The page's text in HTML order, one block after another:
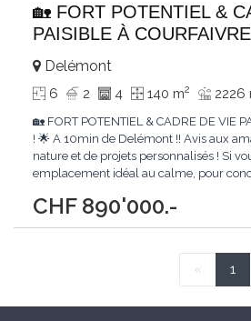
🏡 FORT POTENTIEL &
PAISIBLE À
CHF 890'000.-
Delémont
6 2 4 140 m2 2226
🏡 FORT POTENTIEL & CADRE DE VIE
! 🌟 A 10min de Delémont !! Avis aux
nature et de projets personnalisés ! Si
emplacement idéal au calme, pour
Courfaivre (Haute-Sorne) 📐 Un terrain
🌳 Le cadre de...
« 1